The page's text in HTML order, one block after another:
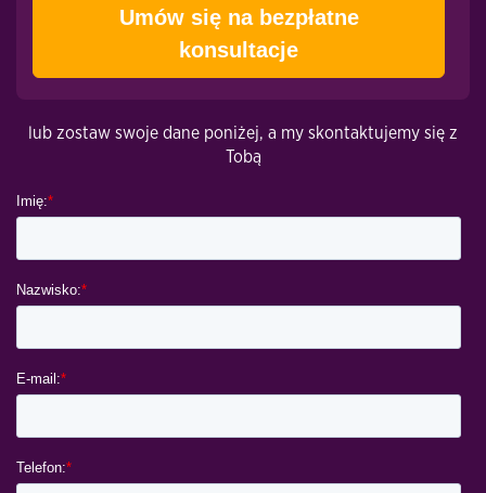
Umów się na bezpłatne
konsultacje
lub zostaw swoje dane poniżej, a my skontaktujemy się z
Tobą